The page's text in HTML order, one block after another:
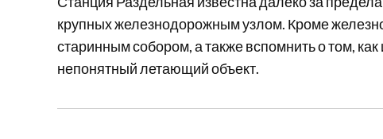
крупных железнодорожным узлом. Кроме
старинным собором, а также вспомнить о том,
непонятный летающий объект.